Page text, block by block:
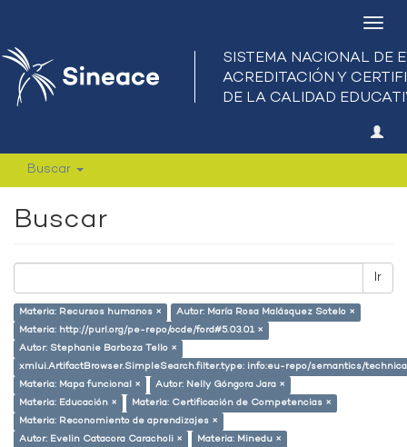
Buscar
Buscar
Ir
Materia: Recursos humanos ×
Autor: María Rosa Malásquez Sotelo ×
Materia: http://purl.org/pe-repo/ocde/ford#5.03.01 ×
Autor: Stephanie Barboza Tello ×
xmlui.ArtifactBrowser.SimpleSearch.filter.type: info:eu-repo/semantics/
Materia: Mapa funcional ×
Autor: Nelly Góngora Jara ×
Materia: Educación ×
Materia: Certificación de Competencias ×
Materia: Reconomiento de aprendizajes ×
Autor: Evelin Catacora Caracholi ×
Materia: Minedu ×